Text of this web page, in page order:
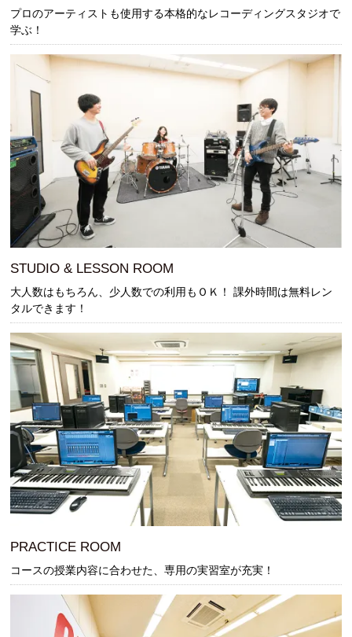
プロのアーティストも使用する本格的なレコーディングスタジオで
学ぶ！
STUDIO & LESSON ROOM
大人数はもちろん、少人数での利用もＯＫ！ 課外時間は無料レン
タルできます！
PRACTICE ROOM
コースの授業内容に合わせた、専用の実習室が充実！